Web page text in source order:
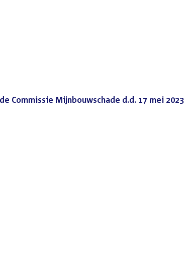
Commissie Mijnbouwschade d.d. 17 mei 2023